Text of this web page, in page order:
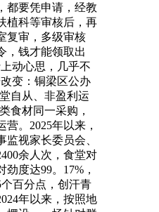
都要凭申请，经教
植科等审核后，再
复审，多级审核
，钱才能领取出
动心思，几乎不
变：铜梁区公办
自从、非盈利运
食材同一采购，
。2025年以来，
监视家长委员会、
余人次，食堂对
度达99。17%，
百分点，创汗青
年以来，按照地